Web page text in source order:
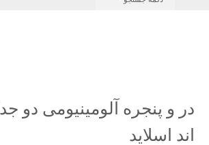
در و پنجره آلومینیومی دو
اند اسلاید